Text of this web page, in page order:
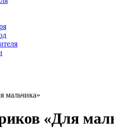
мальчика»
«Для